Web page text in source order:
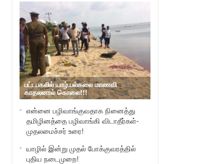
பட்டபகலில் யாழ்.பல்கலை மாணவி
காதலனால் கொலை!!!
என்னை பழிவாங்குவதாக நினைத்து
தமிழினத்தை பழிவாங்கி விடாதீர்கள்-
முதலமைச்சர் உரை!
யாழில் இன்று முதல் போக்குவரத்தில்
புதிய நடைமுறை!